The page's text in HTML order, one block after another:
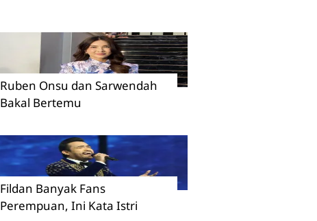
Ruben Onsu dan Sarwendah
Bakal Bertemu
Fildan Banyak Fans
Perempuan, Ini Kata Istri